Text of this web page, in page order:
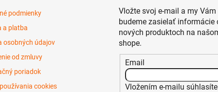
podmienky
a platba
osobných údajov
od zmluvy
poriadok
cookies
Vložte svoj e-mail a my Vám
budeme zasielať informácie
nových produktoch na
shope.
Email
Vložením e-mailu